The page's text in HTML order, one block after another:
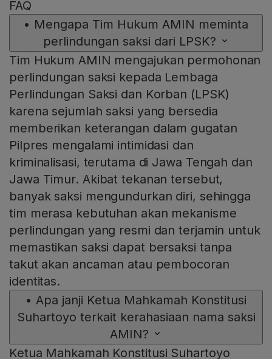
FAQ
• Mengapa Tim Hukum AMIN meminta
perlindungan saksi dari LPSK?
Tim Hukum AMIN mengajukan permohonan
perlindungan saksi kepada Lembaga
Perlindungan Saksi dan Korban (LPSK)
karena sejumlah saksi yang bersedia
memberikan keterangan dalam gugatan
Pilpres mengalami intimidasi dan
kriminalisasi, terutama di Jawa Tengah dan
Jawa Timur. Akibat tekanan tersebut,
banyak saksi mengundurkan diri, sehingga
tim merasa kebutuhan akan mekanisme
perlindungan yang resmi dan terjamin untuk
memastikan saksi dapat bersaksi tanpa
takut akan ancaman atau pembocoran
identitas.
• Apa janji Ketua Mahkamah Konstitusi
Suhartoyo terkait kerahasiaan nama saksi
AMIN?
Ketua Mahkamah Konstitusi Suhartoyo